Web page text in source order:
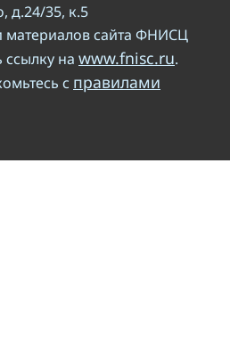
д.24/35, к.5
материалов сайта ФНИСЦ
ссылку на www.fnisc.ru.
с правилами